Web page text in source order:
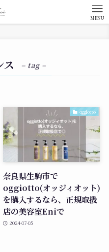
MENU
ス – tag –
oggiotto
奈良県生駒市で
oggiotto(オッジィオット)
を購入するなら、正規取扱
店の美容室Eniで
2024-07-05